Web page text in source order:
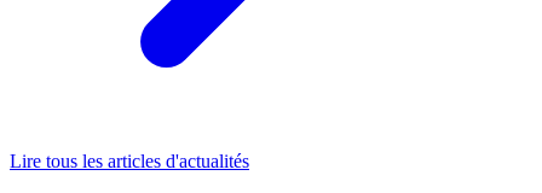
Lire tous les articles d'actualités